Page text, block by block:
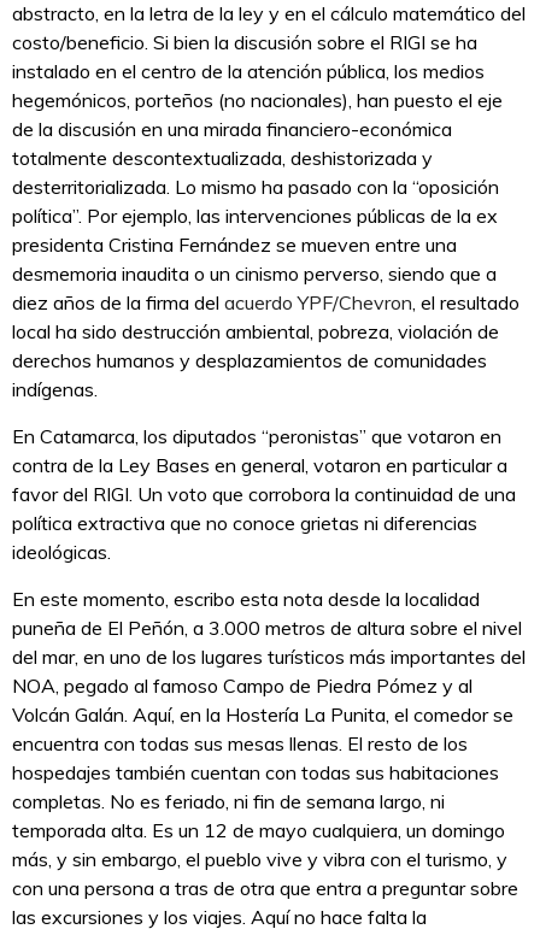
abstracto, en la letra de la ley y en el cálculo matemático del
costo/beneficio. Si bien la discusión sobre el RIGI se ha
instalado en el centro de la atención pública, los medios
hegemónicos, porteños (no nacionales), han puesto el eje
de la discusión en una mirada financiero-económica
totalmente descontextualizada, deshistorizada y
desterritorializada. Lo mismo ha pasado con la “oposición
política”. Por ejemplo, las intervenciones públicas de la ex
presidenta Cristina Fernández se mueven entre una
desmemoria inaudita o un cinismo perverso, siendo que a
diez años de la firma del acuerdo YPF/Chevron, el resultado
local ha sido destrucción ambiental, pobreza, violación de
derechos humanos y desplazamientos de comunidades
indígenas.
En Catamarca, los diputados “peronistas” que votaron en
contra de la Ley Bases en general, votaron en particular a
favor del RIGI. Un voto que corrobora la continuidad de una
política extractiva que no conoce grietas ni diferencias
ideológicas.
En este momento, escribo esta nota desde la localidad
puneña de El Peñón, a 3.000 metros de altura sobre el nivel
del mar, en uno de los lugares turísticos más importantes del
NOA, pegado al famoso Campo de Piedra Pómez y al
Volcán Galán. Aquí, en la Hostería La Punita, el comedor se
encuentra con todas sus mesas llenas. El resto de los
hospedajes también cuentan con todas sus habitaciones
completas. No es feriado, ni fin de semana largo, ni
temporada alta. Es un 12 de mayo cualquiera, un domingo
más, y sin embargo, el pueblo vive y vibra con el turismo, y
con una persona a tras de otra que entra a preguntar sobre
las excursiones y los viajes. Aquí no hace falta la